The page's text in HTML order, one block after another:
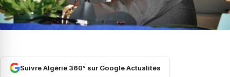
Suivre Algérie 360° sur Google Actualités